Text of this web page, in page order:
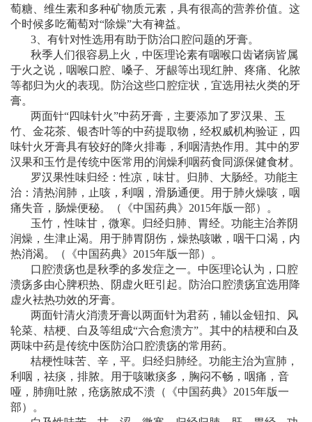
萄糖、维生素和多种矿物质元素，具有很高的营养价值。这
个时候多吃葡萄对“除燥”大有裨益。
3、有针对性选用有助于防治口腔问题的牙膏。
秋季人们很容易上火，中医理论素有咽喉口齿诸病皆属
于火之说，咽喉口腔、嗓子、牙龈等出现红肿、疼痛、化脓
等都归为火的表现。防治这些口腔症状，宜选用袪火类的牙
膏。
两面针“四味针火”中药牙膏，主要添加了罗汉果、玉
竹、金花茶、银杏叶等的中药提取物，经权威机构验证，四
味针火牙膏具有较好的降火排毒，利咽清热作用。其中的罗
汉果和玉竹是传统中医常用的润燥利咽药食同源保健食材。
罗汉果性味归经：性凉，味甘。归肺、大肠经。功能主
治：清热润肺，止咳，利咽，滑肠通便。用于肺火燥咳，咽
痛失音，肠燥便秘。（《中国药典》2015年版一部）。
玉竹，性味甘，微寒。归经归肺、胃经。功能主治养阴
润燥，生津止渴。用于肺胃阴伤，燥热咳嗽，咽干口渴，内
热消渴。（《中国药典》2015年版一部）。
口腔溃疡也是秋季的多发症之一。中医理论认为，口腔
溃疡多由心脾积热、阴虚火旺引起。防治口腔溃疡宜选用降
虚火袪热功效的牙膏。
两面针清火消溃牙膏以两面针为君药，辅以金钮扣、风
轮菜、桔梗、白及等组成“六合愈溃方”。其中的桔梗和白及
两味中药是传统中医防治口腔溃疡的常用药。
桔梗性味苦、辛，平。归经归肺经。功能主治为宣肺，
利咽，祛痰，排脓。用于咳嗽痰多，胸闷不畅，咽痛，音
哑，肺痈吐脓，疮疡脓成不溃（《中国药典》2015年版一
部）。